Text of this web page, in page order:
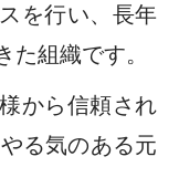
を行い、長年
た組織です。
から信頼され
る気のある元